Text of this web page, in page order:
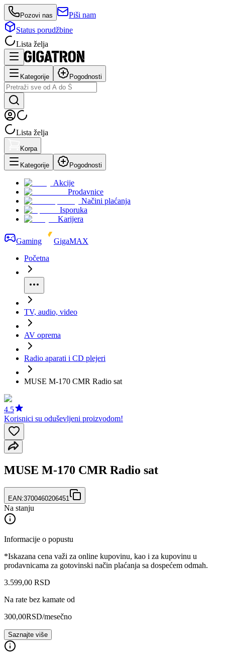
Pozovi nas
Piši nam
Status porudžbine
Lista želja
Kategorije Pogodnosti
Lista želja
Korpa
Kategorije Pogodnosti
Akcije
Prodavnice
Načini plaćanja
Isporuka
Karijera
Gaming
GigaMAX
Početna
TV, audio, video
AV oprema
Radio aparati i CD plejeri
MUSE M-170 CMR Radio sat
4.5
Korisnici su oduševljeni proizvodom!
MUSE M-170 CMR Radio sat
EAN:3700460206451
Na stanju
Informacije o popustu
*Iskazana cena važi za online kupovinu, kao i za kupovinu u
prodavnicama za gotovinski način plaćanja sa dospećem odmah.
3.599,00 RSD
Na rate bez kamate od
300,00RSD/mesečno
Saznajte više